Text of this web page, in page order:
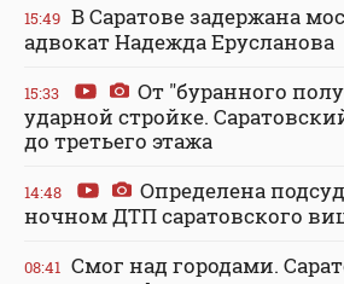
15:49 В Саратове задержана
адвокат Надежда Ерусланова
15:33
От "буранного
ударной стройке.
до третьего этажа
14:48
Определена
ночном ДТП саратовского
08:41 Смог над городами.